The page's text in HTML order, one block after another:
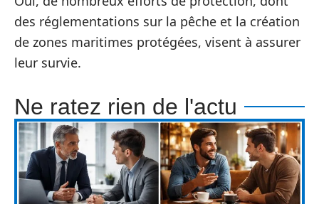
des réglementations sur la pêche et la création
de zones maritimes protégées, visent à assurer
leur survie.
Ne ratez rien de l'actu